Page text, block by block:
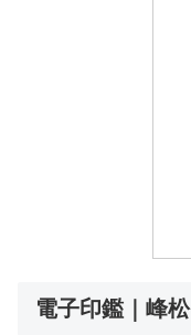
電子印鑑｜峰松